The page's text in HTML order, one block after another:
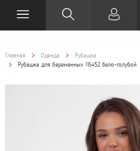
Главная Одежда
Рубашка
Рубашка для беременных 16452 бело-голубой